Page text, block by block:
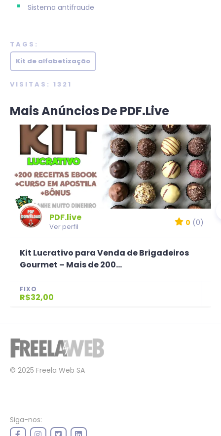
Sistema antifraude
TAGS:
Kit de alfabetização
VISITAS: 1321
Mais Anúncios De PDF.live
PDF.live
Ver perfil 0 (0)
Kit Lucrativo para Venda de Brigadeiros
Gourmet – Mais de 200...
FIXO
R$32,00
© 2025 Freela Web SA
Siga-nos: